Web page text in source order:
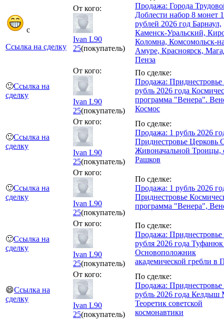
с
Ссылка на сделку
От кого:
Ivan L90
25(покупатель)
Продажа: Города
Доблести набор 8 монет
рублей 2026 год Барнаул,
Каменск-Уральский,
Коломна, Комсомольск-
Амуре, Красноярск,
Пенза
🙂Ссылка на
сделку
От кого:
Ivan L90
25(покупатель)
По сделке:
Продажа: Приднестровье
рубль 2026 года
программа "Венера".
Космос
🙂Ссылка на
сделку
От кого:
Ivan L90
25(покупатель)
По сделке:
Продажа: 1 рубль 2026
Приднестровье Церковь
Живоначальной Троицы,
Рашков
🙂Ссылка на
сделку
От кого:
Ivan L90
25(покупатель)
По сделке:
Продажа: 1 рубль 2026
Приднестровье
программа "Венера",
🙂Ссылка на
сделку
От кого:
Ivan L90
25(покупатель)
По сделке:
Продажа: Приднестровье
рубля 2026 года
Основоположник
академической гребли в
😄Ссылка на
сделку
От кого:
Ivan L90
25(покупатель)
По сделке:
Продажа: Приднестровье
рубль 2026 года
Теоретик советской
космонавтики